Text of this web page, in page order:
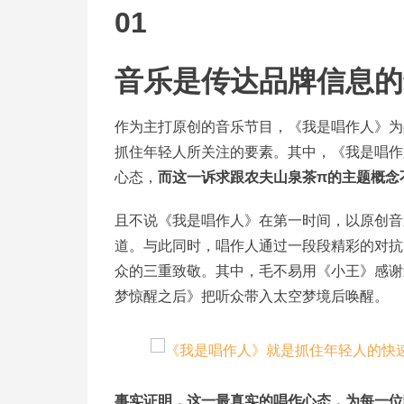
01
音乐是传达品牌信息
作为主打原创的音乐节目，《我是唱作人》
抓住年轻人所关注的要素。其中，《我是唱
心态， 而这一诉求跟农夫山泉茶π的主题概念
且不说《我是唱作人》在第一时间，以原创
道。与此同时，唱作人通过一段段精彩的对
众的三重致敬。其中，毛不易用《小王》感
梦惊醒之后》把听众带入太空梦境后唤醒。
事实证明，这一最真实的唱作心态，为每一